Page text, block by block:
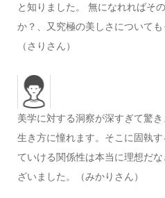
と知りました。 無になれればそ
か？、又究極の美しさについても
（さりさん）
美学に対する洞察が深すぎて驚
生き方に憧れます。そこに固執
ていける関係性は本当に理想だ
ざいました。（みかりさん）